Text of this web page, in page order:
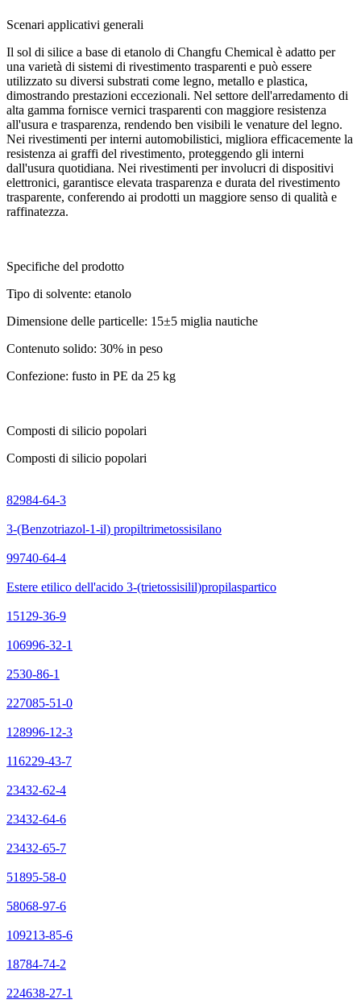
Scenari applicativi generali
Il sol di silice a base di etanolo di Changfu Chemical è adatto per
una varietà di sistemi di rivestimento trasparenti e può essere
utilizzato su diversi substrati come legno, metallo e plastica,
dimostrando prestazioni eccezionali. Nel settore dell'arredamento di
alta gamma fornisce vernici trasparenti con maggiore resistenza
all'usura e trasparenza, rendendo ben visibili le venature del legno.
Nei rivestimenti per interni automobilistici, migliora efficacemente la
resistenza ai graffi del rivestimento, proteggendo gli interni
dall'usura quotidiana. Nei rivestimenti per involucri di dispositivi
elettronici, garantisce elevata trasparenza e durata del rivestimento
trasparente, conferendo ai prodotti un maggiore senso di qualità e
raffinatezza.
Specifiche del prodotto
Tipo di solvente: etanolo
Dimensione delle particelle: 15±5 miglia nautiche
Contenuto solido: 30% in peso
Confezione: fusto in PE da 25 kg
Composti di silicio popolari
Composti di silicio popolari
82984-64-3
3-(Benzotriazol-1-il) propiltrimetossisilano
99740-64-4
Estere etilico dell'acido 3-(trietossisilil)propilaspartico
15129-36-9
106996-32-1
2530-86-1
227085-51-0
128996-12-3
116229-43-7
23432-62-4
23432-64-6
23432-65-7
51895-58-0
58068-97-6
109213-85-6
18784-74-2
224638-27-1